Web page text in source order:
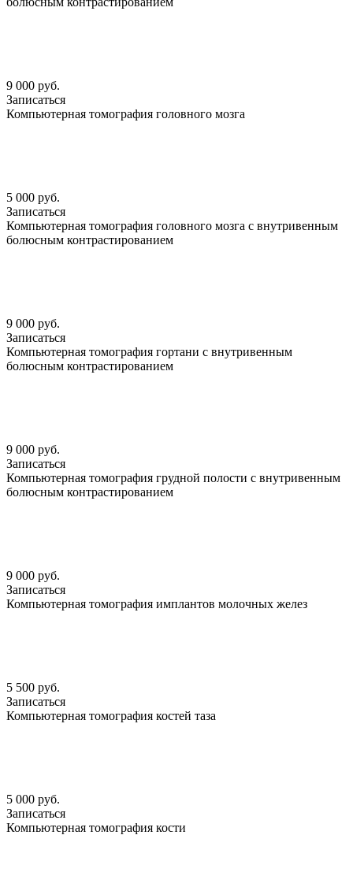
9 000 руб.
Записаться
Компьютерная томография головного мозга
5 000 руб.
Записаться
Компьютерная томография головного мозга с внутривенным
болюсным контрастированием
9 000 руб.
Записаться
Компьютерная томография гортани с внутривенным
болюсным контрастированием
9 000 руб.
Записаться
Компьютерная томография грудной полости с внутривенным
болюсным контрастированием
9 000 руб.
Записаться
Компьютерная томография имплантов молочных желез
5 500 руб.
Записаться
Компьютерная томография костей таза
5 000 руб.
Записаться
Компьютерная томография кости